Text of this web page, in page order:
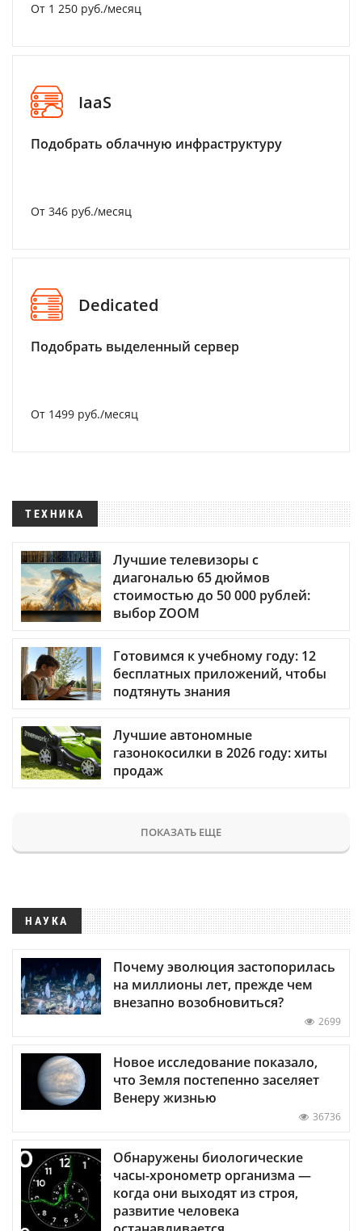
От 1 250 руб./месяц
IaaS
Подобрать облачную инфраструктуру
От 346 руб./месяц
Dedicated
Подобрать выделенный сервер
От 1499 руб./месяц
ТЕХНИКА
Лучшие телевизоры с
диагональю 65 дюймов
стоимостью до 50 000 рублей:
выбор ZOOM
Готовимся к учебному году: 12
бесплатных приложений, чтобы
подтянуть знания
Лучшие автономные
газонокосилки в 2026 году: хиты
продаж
ПОКАЗАТЬ ЕЩЕ
НАУКА
Почему эволюция застопорилась
на миллионы лет, прежде чем
внезапно возобновиться?
2699
Новое исследование показало,
что Земля постепенно заселяет
Венеру жизнью
36736
Обнаружены биологические
часы-хронометр организма —
когда они выходят из строя,
развитие человека